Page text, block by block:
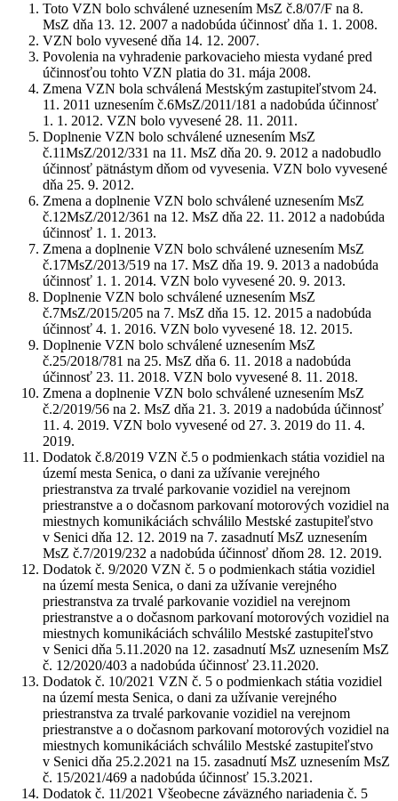
Toto VZN bolo schválené uznesením MsZ č.8/07/F na 8.
MsZ dňa 13. 12. 2007 a nadobúda účinnosť dňa 1. 1. 2008.
VZN bolo vyvesené dňa 14. 12. 2007.
Povolenia na vyhradenie parkovacieho miesta vydané pred
účinnosťou tohto VZN platia do 31. mája 2008.
Zmena VZN bola schválená Mestským zastupiteľstvom 24.
11. 2011 uznesením č.6MsZ/2011/181 a nadobúda účinnosť
1. 1. 2012. VZN bolo vyvesené 28. 11. 2011.
Doplnenie VZN bolo schválené uznesením MsZ
č.11MsZ/2012/331 na 11. MsZ dňa 20. 9. 2012 a nadobudlo
účinnosť pätnástym dňom od vyvesenia. VZN bolo vyvesené
dňa 25. 9. 2012.
Zmena a doplnenie VZN bolo schválené uznesením MsZ
č.12MsZ/2012/361 na 12. MsZ dňa 22. 11. 2012 a nadobúda
účinnosť 1. 1. 2013.
Zmena a doplnenie VZN bolo schválené uznesením MsZ
č.17MsZ/2013/519 na 17. MsZ dňa 19. 9. 2013 a nadobúda
účinnosť 1. 1. 2014. VZN bolo vyvesené 20. 9. 2013.
Doplnenie VZN bolo schválené uznesením MsZ
č.7MsZ/2015/205 na 7. MsZ dňa 15. 12. 2015 a nadobúda
účinnosť 4. 1. 2016. VZN bolo vyvesené 18. 12. 2015.
Doplnenie VZN bolo schválené uznesením MsZ
č.25/2018/781 na 25. MsZ dňa 6. 11. 2018 a nadobúda
účinnosť 23. 11. 2018. VZN bolo vyvesené 8. 11. 2018.
Zmena a doplnenie VZN bolo schválené uznesením MsZ
č.2/2019/56 na 2. MsZ dňa 21. 3. 2019 a nadobúda účinnosť
11. 4. 2019. VZN bolo vyvesené od 27. 3. 2019 do 11. 4.
2019.
Dodatok č.8/2019 VZN č.5 o podmienkach státia vozidiel na
území mesta Senica, o dani za užívanie verejného
priestranstva za trvalé parkovanie vozidiel na verejnom
priestranstve a o dočasnom parkovaní motorových vozidiel na
miestnych komunikáciách schválilo Mestské zastupiteľstvo
v Senici dňa 12. 12. 2019 na 7. zasadnutí MsZ uznesením
MsZ č.7/2019/232 a nadobúda účinnosť dňom 28. 12. 2019.
Dodatok č. 9/2020 VZN č. 5 o podmienkach státia vozidiel
na území mesta Senica, o dani za užívanie verejného
priestranstva za trvalé parkovanie vozidiel na verejnom
priestranstve a o dočasnom parkovaní motorových vozidiel na
miestnych komunikáciách schválilo Mestské zastupiteľstvo
v Senici dňa 5.11.2020 na 12. zasadnutí MsZ uznesením MsZ
č. 12/2020/403 a nadobúda účinnosť 23.11.2020.
Dodatok č. 10/2021 VZN č. 5 o podmienkach státia vozidiel
na území mesta Senica, o dani za užívanie verejného
priestranstva za trvalé parkovanie vozidiel na verejnom
priestranstve a o dočasnom parkovaní motorových vozidiel na
miestnych komunikáciách schválilo Mestské zastupiteľstvo
v Senici dňa 25.2.2021 na 15. zasadnutí MsZ uznesením MsZ
č. 15/2021/469 a nadobúda účinnosť 15.3.2021.
Dodatok č. 11/2021 Všeobecne záväzného nariadenia č. 5